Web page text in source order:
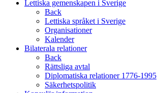
Lettiska gemenskapen i Sverige
Back
Lettiska språket i Sverige
Organisationer
Kalender
Bilaterala relationer
Back
Rättsliga avtal
Diplomatiska relationer 1776-1995
Säkerhetspolitik